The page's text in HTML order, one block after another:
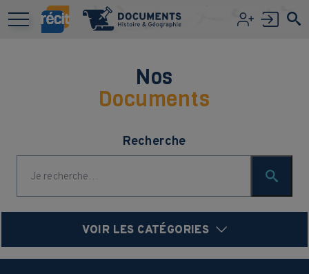
Aller au contenu principal
Nos
Documents
Recherche
VOIR LES CATÉGORIES